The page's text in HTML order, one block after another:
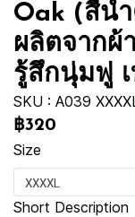
Oak (สีน้
ผลิตจากผ้
รู้สึกนุ่มฟู
SKU : A039
฿320
Size
XXXXL
Short Description